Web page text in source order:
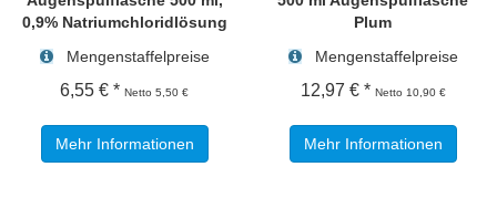
0,9% Natriumchloridlösung
Mengenstaffelpreise
6,55 € * Netto 5,50 €
Mehr Informationen
Plum
Mengenstaffelpreise
12,97 € * Netto 10,90 €
Mehr Informationen